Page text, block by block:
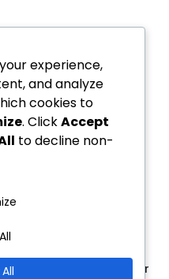
Pedoman Media Siber
experience,
and analyze
cookies to
. ClickAccept
to decline non-